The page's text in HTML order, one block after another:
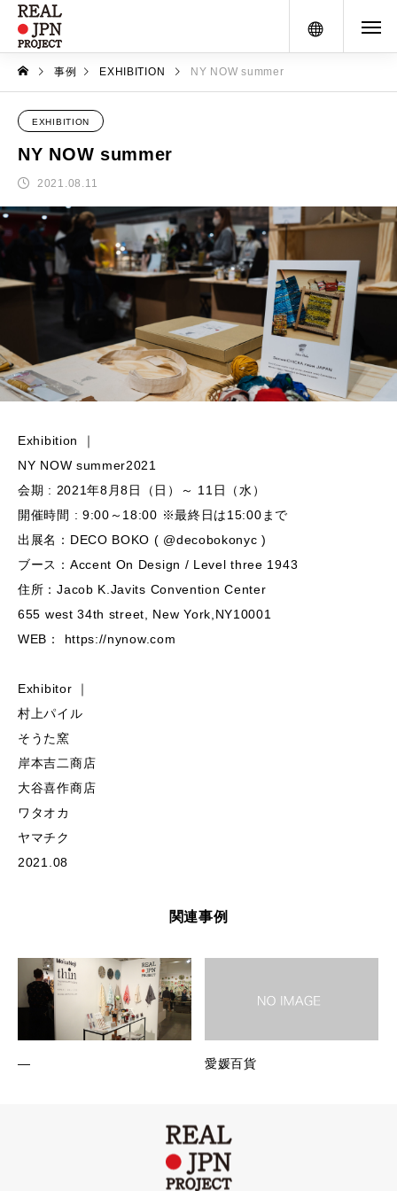
メニュー
事例 EXHIBITION NY NOW summer
EXHIBITION
NY NOW summer
2021.08.11
Exhibition ｜
NY NOW summer2021
会期 : 2021年8月8日（日）～ 11日（水）
開催時間 : 9:00～18:00 ※最終日は15:00まで
出展名：DECO BOKO ( @decobokonyc )
ブース：Accent On Design / Level three 1943
住所：Jacob K.Javits Convention Center
655 west 34th street, New York,NY10001
WEB： https://nynow.com
Exhibitor ｜
村上パイル
そうた窯
岸本吉二商店
大谷喜作商店
ワタオカ
ヤマチク
2021.08
関連事例
― 愛媛百貨